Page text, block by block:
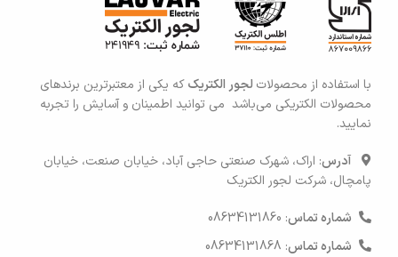
با استفاده از محصولات لجور الکتریککه یکی از معتبرترین برندهای
محصولات الکتریکی می‌باشد می توانید اطمینان و آسایش را تجربه
نمایید.
آدرس: اراک، شهرک صنعتی حاجی آباد، خیابان صنعت، خیابان
پامچال، شرکت لجور الکتریک
شماره تماس: 08634131860
شماره تماس: 08634131868